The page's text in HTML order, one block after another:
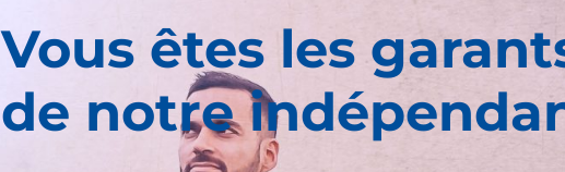
Vous êtes les
de notre